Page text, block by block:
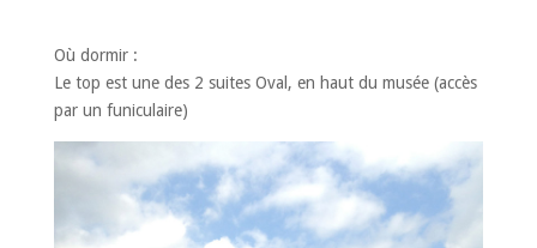
Où dormir :
Le top est une des 2 suites Oval, en haut du musée (accès
par un funiculaire)